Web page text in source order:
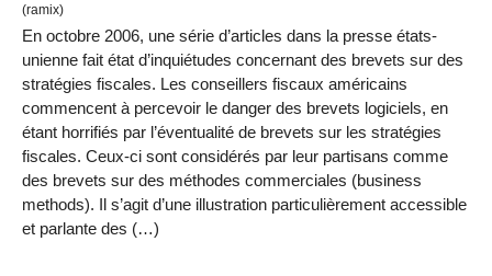
(ramix)
En octobre 2006, une série d’articles dans la presse états-
unienne fait état d’inquiétudes concernant des brevets sur des
stratégies fiscales. Les conseillers fiscaux américains
commencent à percevoir le danger des brevets logiciels, en
étant horrifiés par l’éventualité de brevets sur les stratégies
fiscales. Ceux-ci sont considérés par leur partisans comme
des brevets sur des méthodes commerciales (business
methods). Il s’agit d’une illustration particulièrement accessible
et parlante des (…)